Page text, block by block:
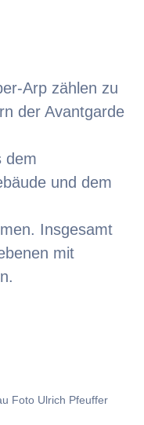
Arp zählen zu
der Avantgarde
dem
und dem
Insgesamt
mit
Foto Ulrich Pfeuffer